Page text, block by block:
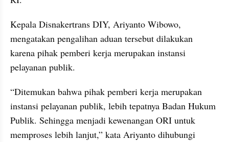
Kepala Disnakertrans DIY, Ariyanto Wibowo,
mengatakan pengalihan aduan tersebut dilakukan
karena pihak pemberi kerja merupakan instansi
pelayanan publik.
“Ditemukan bahwa pihak pemberi kerja merupakan
instansi pelayanan publik, lebih tepatnya Badan Hukum
Publik. Sehingga menjadi kewenangan ORI untuk
memproses lebih lanjut,” kata Ariyanto dihubungi